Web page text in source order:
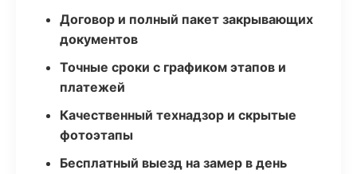
Договор и полный пакет закрывающих
документов
Точные сроки с графиком этапов и
платежей
Качественный технадзор и скрытые
фотоэтапы
Бесплатный выезд на замер в день